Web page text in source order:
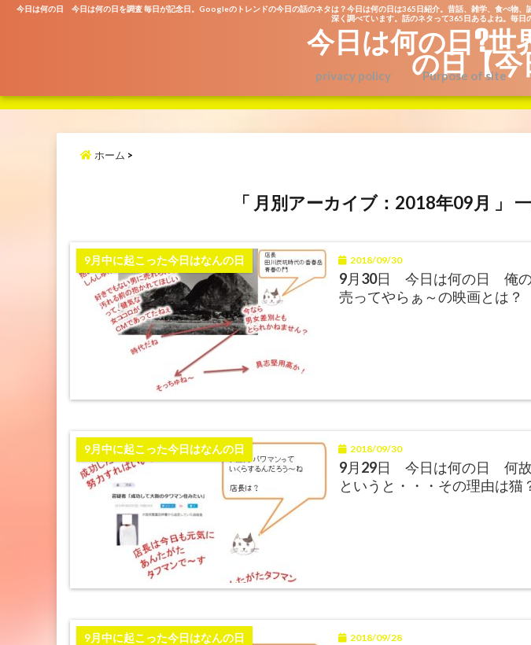
今日は何の日 今日は何の日を調査 毎日が記念日。Googleのトレンドの今日の話のネタは？今日は何の日は365日紹介。昔話、雑学、食べ物
深く調べています。話のネタって365日あるよね。毎
今日は何の日?世
の日【
privacy policy Purpose of site
ホーム >
「 月別アーカイブ：2018年09月 」
9月中に起こった今日はなんの日 2018/09/30
9月30日 今日は何の日 俺の
売ってやらぁ～の映画とは？
9月中に起こった今日はなんの日 2018/09/30
9月29日 今日は何の日 何故
というと・・・その理由は猫
9月中に起こった今日はなんの日 2018/09/28